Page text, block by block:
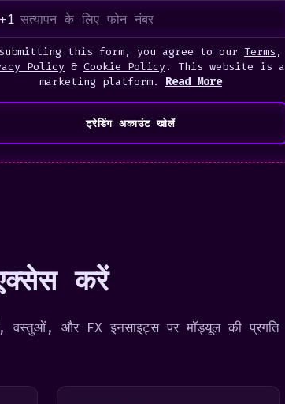
+1
this form, you agree to our Terms ,
Policy & Cookie Policy. This website is a
marketing platform. Read More
ट्रेडिंग अकाउंट खोलें
करें
वस्तुओं, और FX इनसाइट्स पर मॉड्यूल की प्रगति